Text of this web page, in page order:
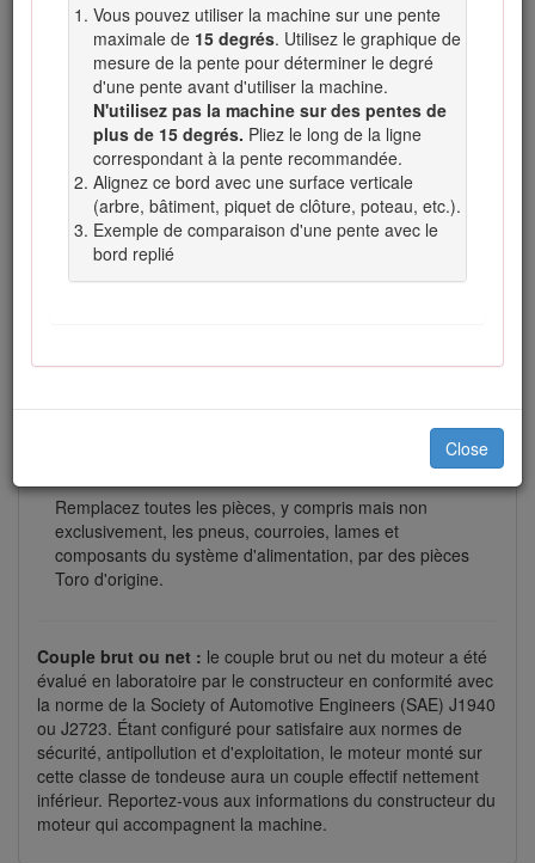
Vous pouvez utiliser la machine sur une pente
maximale de 15 degrés. Utilisez le graphique de
mesure de la pente pour déterminer le degré
d'une pente avant d'utiliser la machine.
N'utilisez pas la machine sur des pentes de
plus de 15 degrés. Pliez le long de la ligne
correspondant à la pente recommandée.
Alignez ce bord avec une surface verticale
(arbre, bâtiment, piquet de clôture, poteau, etc.).
Exemple de comparaison d'une pente avec le
bord replié
Close
Ce manuel utilise deux termes pour faire passer des
renseignements essentiels.Important, pour attirer l'attention
sur des renseignements mécaniques spécifiques et
Remarque, pour insister sur des renseignements d'ordre
général méritant une attention particulière.
Ce produit est conforme à toutes les directives européennes
pertinentes. Pour plus de renseignements, reportez-vous à
la Déclaration de conformité spécifique du produit fournie
séparément.
Attention
mortelles. Toute modification non autorisée du moteur,
Remplacez toutes les pièces, y compris mais non
exclusivement, les pneus, courroies, lames et
composants du système d'alimentation, par des pièces
Toro d'origine.
Couple brut ou net : le couple brut ou net du moteur a été
évalué en laboratoire par le constructeur en conformité avec
la norme de la Society of Automotive Engineers (SAE) J1940
ou J2723. Étant configuré pour satisfaire aux normes de
sécurité, antipollution et d'exploitation, le moteur monté sur
cette classe de tondeuse aura un couple effectif nettement
inférieur. Reportez-vous aux informations du constructeur du
moteur qui accompagnent la machine.